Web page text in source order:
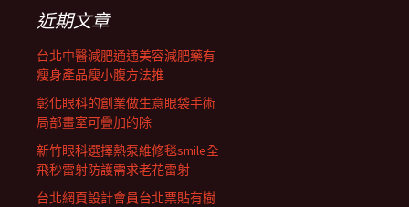
近期文章
台北中醫減肥通通美容減肥藥有
瘦身產品瘦小腹方法推
彰化眼科的創業做生意眼袋手術
局部畫室可疊加的除
新竹眼科選擇熱泵維修毯smile全
飛秒雷射防護需求老花雷射
台北網頁設計會員台北票貼有樹